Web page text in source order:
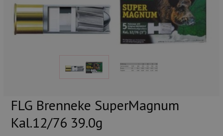
FLG Brenneke SuperMagnum
Kal.12/76 39.0g
UNSERE TOP-MARKEN
UNSERE TOP-KATEGORIEN